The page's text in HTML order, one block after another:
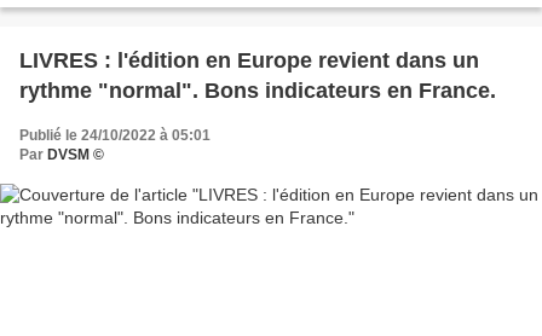
LIVRES : l'édition en Europe revient dans un
rythme "normal". Bons indicateurs en France.
Publié le 24/10/2022 à 05:01
Par DVSM ©